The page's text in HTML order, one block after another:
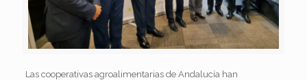
Las cooperativas agroalimentarias de Andalucía han